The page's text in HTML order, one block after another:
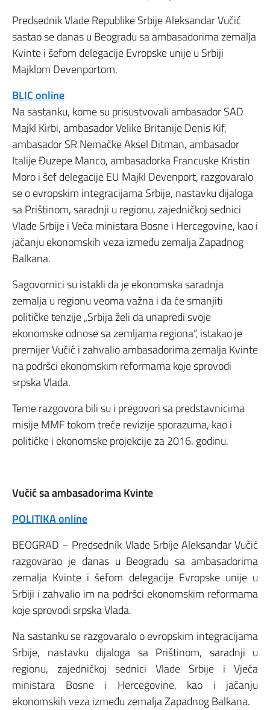
Predsednik Vlade Republike Srbije Aleksandar Vučić
sastao se danas u Beogradu sa ambasadorima zemalja
Kvinte i šefom delegacije Evropske unije u Srbiji
Majklom Devenportom.
BLIC online
Na sastanku, kome su prisustvovali ambasador SAD
Majkl Kirbi, ambasador Velike Britanije Denis Kif,
ambasador SR Nemačke Aksel Ditman, ambasador
Italije Đuzepe Manco, ambasadorka Francuske Kristin
Moro i šef delegacije EU Majkl Devenport, razgovaralo
se o evropskim integracijama Srbije, nastavku dijaloga
sa Prištinom, saradnji u regionu, zajedničkoj sednici
Vlade Srbije i Veća ministara Bosne i Hercegovine, kao i
jačanju ekonomskih veza između zemalja Zapadnog
Balkana‎.
Sagovornici su istakli da je ekonomska saradnja
zemalja u regionu veoma važna i da će smanjiti
političke tenzije „Srbija želi da unapredi svoje
ekonomske odnose sa zemljama regiona“, istakao je
premijer Vučić i zahvalio ambasadorima zemalja Kvinte
na podršci ekonomskim reformama koje sprovodi
srpska Vlada.
Teme razgovora bili su i pregovori sa predstavnicima
misije MMF tokom treće revizije sporazuma, kao i
političke i ekonomske projekcije za 2016. godinu.
Vučić sa ambasadorima Kvinte
POLITIKA online
BEOGRAD – Predsednik Vlade Srbije Aleksandar Vučić
razgovarao je danas u Beogradu sa ambasadorima
zemalja Kvinte i šefom delegacije Evropske unije u
Srbiji i zahvalio im na podršci ekonomskim reformama
koje sprovodi srpska Vlada.
Na sastanku se razgovaralo o evropskim integracijama
Srbije, nastavku dijaloga sa Prištinom, saradnji u
regionu, zajedničkoj sednici Vlade Srbije i Vjeća
ministara Bosne i Hercegovine, kao i jačanju
ekonomskih veza između zemalja Zapadnog Balkana.